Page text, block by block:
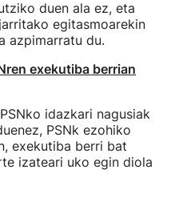
duen ala ez, eta
egitasmoarekin
azpimarratu du.
exekutiba berrian
PSNko idazkari nagusiak
PSNk ezohiko
exekutiba berri bat
izateari uko egin diola